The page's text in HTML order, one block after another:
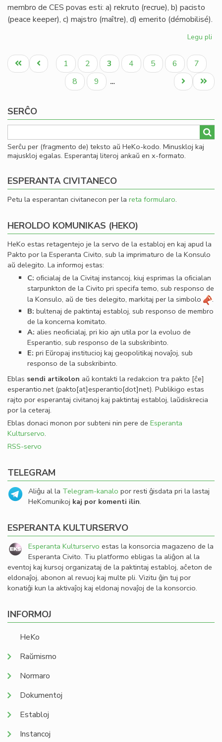
membro de CES povas esti: a) rekruto (recrue), b) pacisto
(peace keeper), c) majstro (maître), d) emerito (démobilisé).
Legu pli
Pagination
Unua
paĝo
Antaŭa
paĝo
Paĝo
1 Paĝo
2
Aktuala
paĝo
3 Paĝo
4 Paĝo
5 Paĝo
6 Paĝo
7
Paĝo
8 Paĝo
9 …
Last
page
Next
page
SERĈO
Serĉu per (fragmento de) teksto aŭ HeKo-kodo. Minuskloj kaj
majuskloj egalas. Esperantaj literoj ankaŭ en x-formato.
ESPERANTA CIVITANECO
Petu la esperantan civitanecon per la reta formularo.
HEROLDO KOMUNIKAS (HEKO)
HeKo estas retagentejo je la servo de la establoj en kaj apud la
Pakto por la Esperanta Civito, sub la imprimaturo de la Konsulo
aŭ delegito. La informoj estas:
C: oﬁcialaj de la Civitaj instancoj, kiuj esprimas la oﬁcialan
starpunkton de la Civito pri specifa temo, sub responso de
la Konsulo, aŭ de ties delegito, markitaj per la simbolo
.
B: bultenaj de paktintaj establoj, sub responso de membro
de la koncerna komitato.
A: alies neoﬁcialaj, pri kio ajn utila por la evoluo de
Esperantio, sub responso de la subskribinto.
E: pri Eŭropaj institucioj kaj geopolitikaj novaĵoj, sub
responso de la subskribinto.
Eblas sendi artikolon aŭ kontakti la redakcion tra pakto [ĉe]
esperantio.net(pakto[at]esperantio[dot]net). Publikigo estas
rajto por esperantaj civitanoj kaj paktintaj establoj, laŭdiskrecia
por la ceteraj.
Eblas donaci monon por subteni nin pere de Esperanta
Kulturservo.
RSS-servo
TELEGRAM
Aliĝu al la Telegram-kanalo por resti ĝisdata pri la lastaj
HeKomunikoj kaj por komenti ilin.
ESPERANTA KULTURSERVO
Esperanta Kulturservo estas la konsorcia magazeno de la
Esperanta Civito. Tiu platformo ebligas la aliĝon al la
eventoj kaj kursoj organizataj de la paktintaj establoj, aĉeton de
eldonaĵoj, abonon al revuoj kaj multe pli. Vizitu ĝin tuj por
konatiĝi kun la aktivaĵoj kaj eldonaj novaĵoj de la konsorcio.
INFORMOJ
HeKo
Raŭmismo
Normaro
Dokumentoj
Establoj
Instancoj